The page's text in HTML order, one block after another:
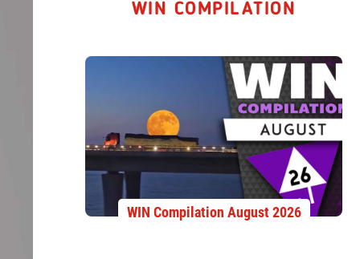
WIN COMPILATION
WIN Compilation August 2026